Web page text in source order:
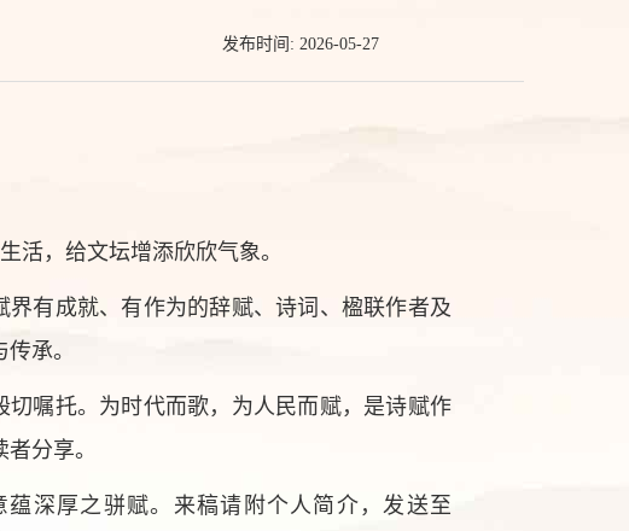
发布时间: 2026-05-27
活，给文坛增添欣欣气象。
有成就、有作为的辞赋、诗词、楹联作者及
承。
嘱托。为时代而歌，为人民而赋，是诗赋作
分享。
深厚之骈赋。来稿请附个人简介，发送至